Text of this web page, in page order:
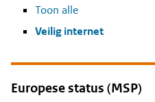
Toon alle
Veilig internet
Europese status (MSP)